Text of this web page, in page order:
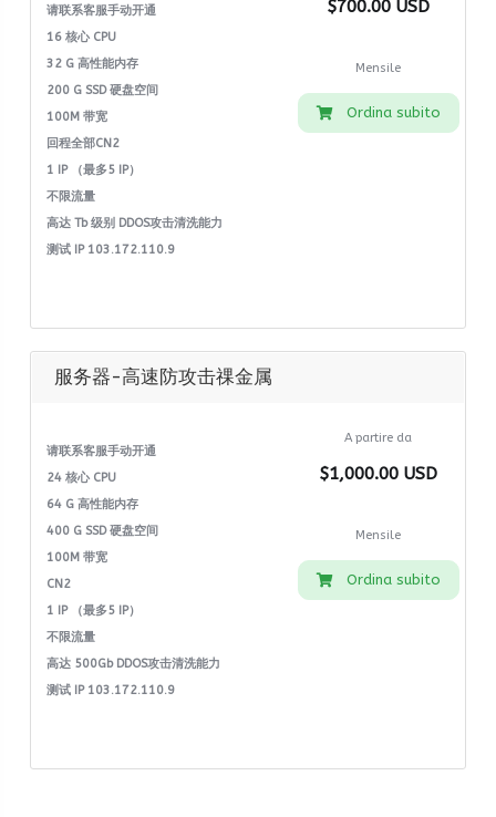
请联系客服手动开通
16 核心 CPU
32 G 高性能内存
200 G SSD 硬盘空间
100M 带宽
回程全部CN2
1 IP （最多5 IP）
不限流量
高达 Tb 级别 DDOS攻击清洗能力
测试 IP 103.172.110.9
$700.00 USD
Mensile
Ordina subito
服务器-高速防攻击祼金属
请联系客服手动开通
24 核心 CPU
64 G 高性能内存
400 G SSD 硬盘空间
100M 带宽
CN2
1 IP （最多5 IP）
不限流量
高达 500Gb DDOS攻击清洗能力
测试 IP 103.172.110.9
A partire da
$1,000.00 USD
Mensile
Ordina subito